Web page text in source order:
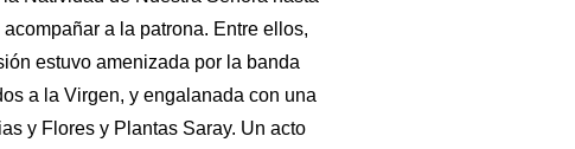
a la patrona. Entre ellos,
estuvo amenizada por la banda
a la Virgen, y engalanada con una
y Flores y Plantas Saray. Un acto